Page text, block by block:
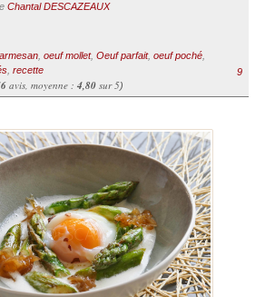
Chantal DESCAZEAUX
, oeuf mollet, Oeuf parfait, oeuf poché,
, recette
avis, moyenne : 4,80sur 5)
9